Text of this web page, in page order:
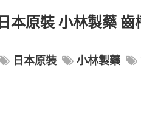
日本原裝 小林製藥
日本原裝 小林製藥